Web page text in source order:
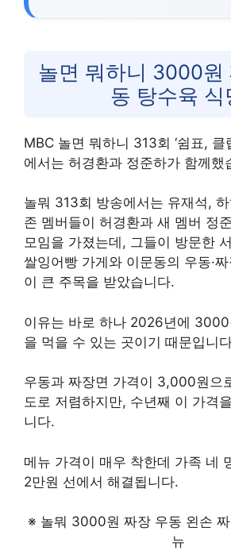
놀면 뭐하니 3000원
동 탕수육 식
MBC 놀면 뭐하니 313회 ‘쉼표, 클
에서는 허경환과 정준하가 함께했
놀뭐 313회 방송에서는 유재석,
존 멤버들이 허경환과 새 멤버 정
모임을 가졌는데, 그들이 방문한
쌀잉어빵 가게와 이문동의 우동·
이 큰 주목을 받았습니다.
이유는 바로 하나 2026년에
을 먹을 수 있는 곳이기 때문입니
우동과 짜장면 가격이 3,000원으
도로 저렴하지만, 수년째 이 가격
니다.
메뉴 가격이 매우 착한데 가족 네
2만원 선에서 해결됩니다.
※ 놀뭐 3000원 짜장 우동 왼손
뉴